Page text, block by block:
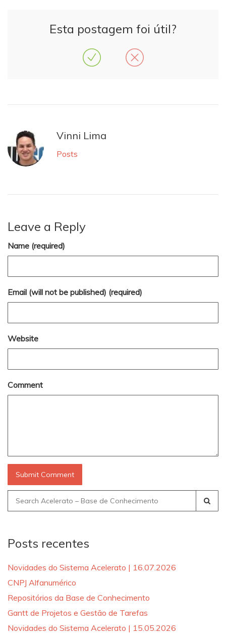
Esta postagem foi útil?
Vinni Lima
Posts
Leave a Reply
Name (required)
Email (will not be published) (required)
Website
Comment
Search
for:
Posts recentes
Novidades do Sistema Acelerato | 16.07.2026
CNPJ Alfanumérico
Repositórios da Base de Conhecimento
Gantt de Projetos e Gestão de Tarefas
Novidades do Sistema Acelerato | 15.05.2026